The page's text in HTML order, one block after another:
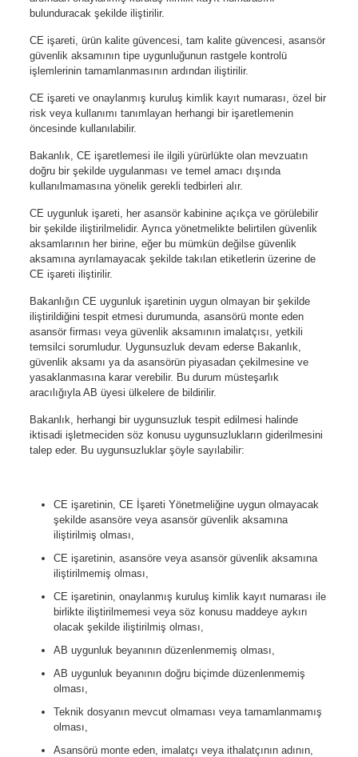
bulunduracak şekilde iliştirilir.
CE işareti, ürün kalite güvencesi, tam kalite güvencesi, asansör
güvenlik aksamının tipe uygunluğunun rastgele kontrolü
işlemlerinin tamamlanmasının ardından iliştirilir.
CE işareti ve onaylanmış kuruluş kimlik kayıt numarası, özel bir
risk veya kullanımı tanımlayan herhangi bir işaretlemenin
öncesinde kullanılabilir.
Bakanlık, CE işaretlemesi ile ilgili yürürlükte olan mevzuatın
doğru bir şekilde uygulanması ve temel amacı dışında
kullanılmamasına yönelik gerekli tedbirleri alır.
CE uygunluk işareti, her asansör kabinine açıkça ve görülebilir
bir şekilde iliştirilmelidir. Ayrıca yönetmelikte belirtilen güvenlik
aksamlarının her birine, eğer bu mümkün değilse güvenlik
aksamına ayrılamayacak şekilde takılan etiketlerin üzerine de
CE işareti iliştirilir.
Bakanlığın CE uygunluk işaretinin uygun olmayan bir şekilde
iliştirildiğini tespit etmesi durumunda, asansörü monte eden
asansör firması veya güvenlik aksamının imalatçısı, yetkili
temsilci sorumludur. Uygunsuzluk devam ederse Bakanlık,
güvenlik aksamı ya da asansörün piyasadan çekilmesine ve
yasaklanmasına karar verebilir. Bu durum müsteşarlık
aracılığıyla AB üyesi ülkelere de bildirilir.
Bakanlık, herhangi bir uygunsuzluk tespit edilmesi halinde
iktisadi işletmeciden söz konusu uygunsuzlukların giderilmesini
talep eder. Bu uygunsuzluklar şöyle sayılabilir:
CE işaretinin, CE İşareti Yönetmeliğine uygun olmayacak
şekilde asansöre veya asansör güvenlik aksamına
iliştirilmiş olması,
CE işaretinin, asansöre veya asansör güvenlik aksamına
iliştirilmemiş olması,
CE işaretinin, onaylanmış kuruluş kimlik kayıt numarası ile
birlikte iliştirilmemesi veya söz konusu maddeye aykırı
olacak şekilde iliştirilmiş olması,
AB uygunluk beyanının düzenlenmemiş olması,
AB uygunluk beyanının doğru biçimde düzenlenmemiş
olması,
Teknik dosyanın mevcut olmaması veya tamamlanmamış
olması,
Asansörü monte eden, imalatçı veya ithalatçının adının,